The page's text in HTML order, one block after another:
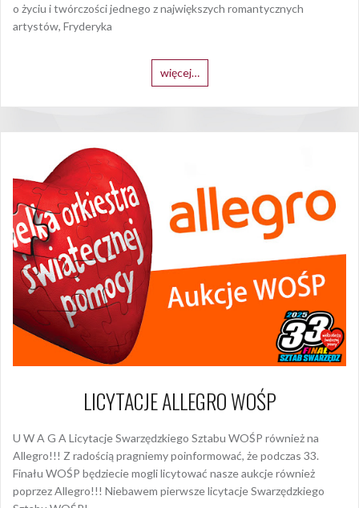
o życiu i twórczości jednego z największych romantycznych
artystów, Fryderyka
więcej…
LICYTACJE ALLEGRO WOŚP
U W A G A Licytacje Swarzędzkiego Sztabu WOŚP również na
Allegro!!! Z radością pragniemy poinformować, że podczas 33.
Finału WOŚP będziecie mogli licytować nasze aukcje również
poprzez Allegro!!! Niebawem pierwsze licytacje Swarzędzkiego